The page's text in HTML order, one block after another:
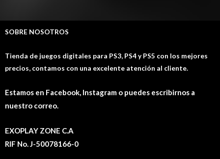
SOBRE NOSOTROS
Tienda de juegos digitales para PS3, PS4 y PS5 con los mejores
precios, contamos con una excelente atención al cliente.
Estamos en Facebook, Instagram o puedes escribirnos a
nuestro correo.
EXOPLAY ZONE C.A
RIF No. J-50078166-0